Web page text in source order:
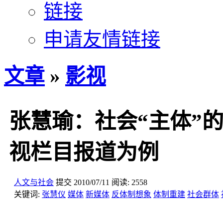
链接
申请友情链接
文章 » 影视
张慧瑜：社会“主体”
视栏目报道为例
人文与社会 提交 2010/07/11 阅读: 2558
关键词: 张慧仪 媒体 新媒体 反体制想象 体制重建 社会群体